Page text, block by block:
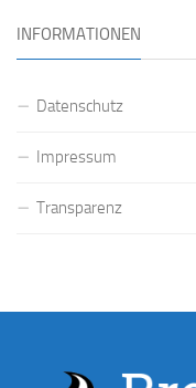
INFORMATIONEN
Datenschutz
Impressum
Transparenz